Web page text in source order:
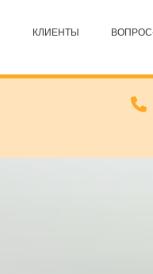
КЛИЕНТЫ